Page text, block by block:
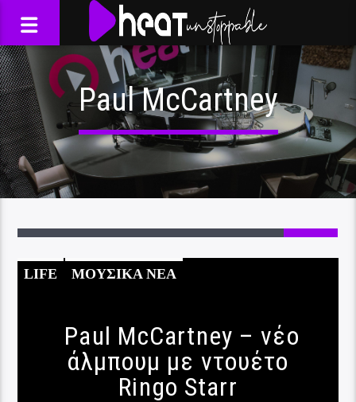
Paul McCartney
LIFE ΜΟΥΣΙΚΑ ΝΕΑ
Paul McCartney – νέο
άλμπουμ με ντουέτο
Ringo Starr